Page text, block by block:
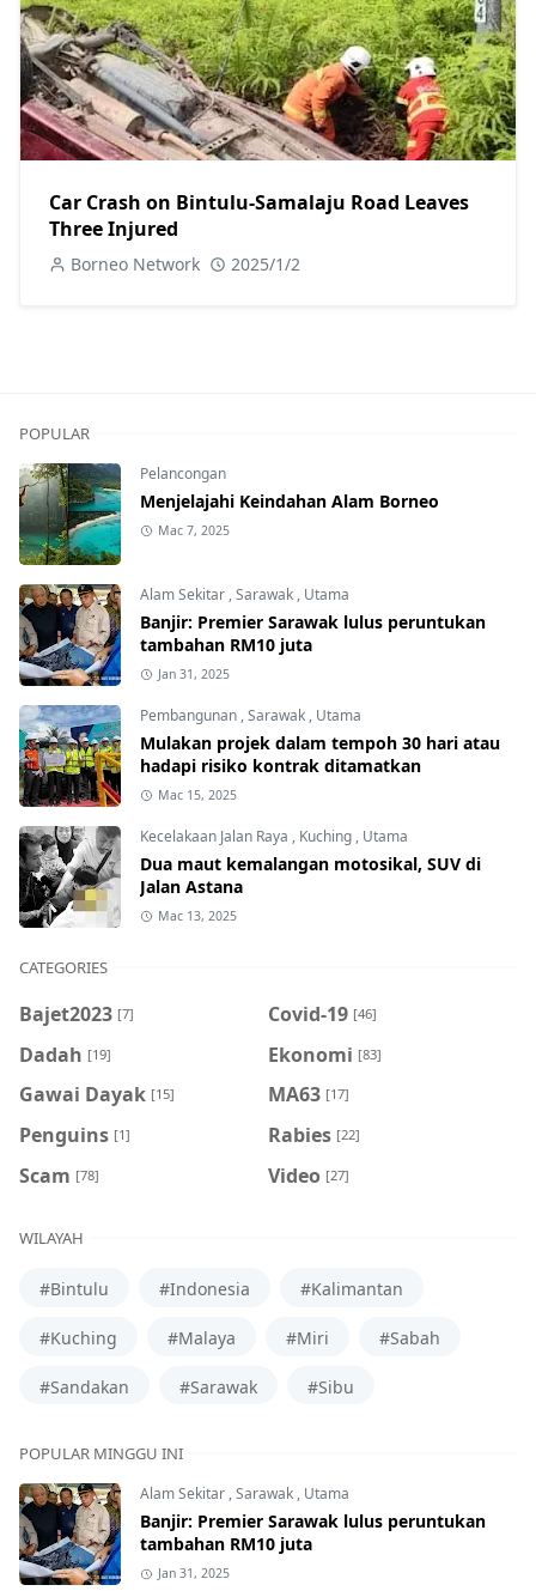
Car Crash on Bintulu-Samalaju Road Leaves
Three Injured
Borneo Network 2025/1/2
POPULAR
Pelancongan
Menjelajahi Keindahan Alam Borneo
Mac 7, 2025
Alam Sekitar ,Sarawak , Utama
Banjir: Premier Sarawak lulus peruntukan
tambahan RM10 juta
Jan 31, 2025
Pembangunan ,Sarawak , Utama
Mulakan projek dalam tempoh 30 hari atau
hadapi risiko kontrak ditamatkan
Mac 15, 2025
Kecelakaan Jalan Raya , Kuching , Utama
Dua maut kemalangan motosikal, SUV di
Jalan Astana
Mac 13, 2025
CATEGORIES
Bajet2023 [7] Covid-19 [46]
Dadah [19] Ekonomi [83]
Gawai Dayak [15] MA63 [17]
Penguins [1] Rabies [22]
Scam [78] Video [27]
WILAYAH
#Bintulu #Indonesia #Kalimantan
#Kuching #Malaya #Miri #Sabah
#Sandakan #Sarawak #Sibu
POPULAR MINGGU INI
Alam Sekitar,Sarawak, Utama
Banjir: Premier Sarawak lulus peruntukan
tambahan RM10 juta
Jan 31, 2025